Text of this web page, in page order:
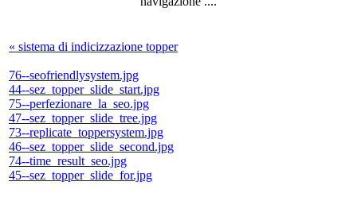
« sistema di indicizzazione topper
76--seofriendlysystem.jpg
44--sez_topper_slide_start.jpg
75--perfezionare_la_seo.jpg
47--sez_topper_slide_tree.jpg
73--replicate_toppersystem.jpg
46--sez_topper_slide_second.jpg
74--time_result_seo.jpg
45--sez_topper_slide_for.jpg